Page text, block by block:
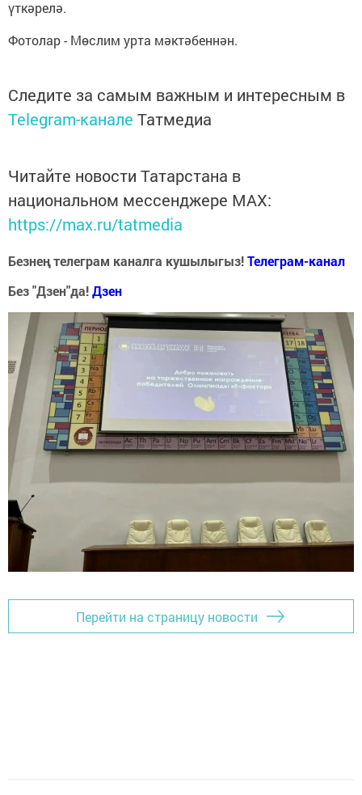
үткәрелә.
Фотолар - Мөслим урта мәктәбеннән.
Следите за самым важным и интересным в
Telegram-канале Татмедиа
Читайте новости Татарстана в
национальном мессенджере MАХ:
https://max.ru/tatmedia
Безнең телеграм каналга кушылыгыз!Телеграм-канал
Без "Дзен"да!Дзен
Перейти на страницу новости